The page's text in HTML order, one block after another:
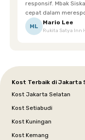
responsif. Mbak Siska yang
cepat dalam
Ketika saya meminta
terpeleset, permintaan tersebut langsung
ML
Mario Lee
Rukita Satya Inn
Kost Terbaik di Jakarta
Kost Jakarta Selatan
Kost Setiabudi
Kost Kuningan
Kost Kemang